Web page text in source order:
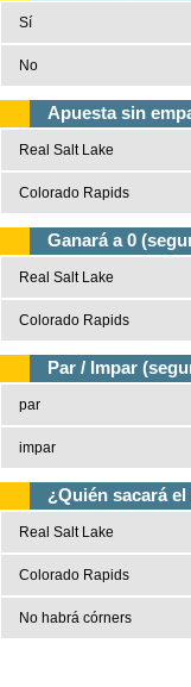
Sí
No
Apuesta sin
Real Salt Lake
Colorado Rapids
Ganará a 0
Real Salt Lake
Colorado Rapids
Par / Impar
par
impar
¿Quién sacará
Real Salt Lake
Colorado Rapids
No habrá córners